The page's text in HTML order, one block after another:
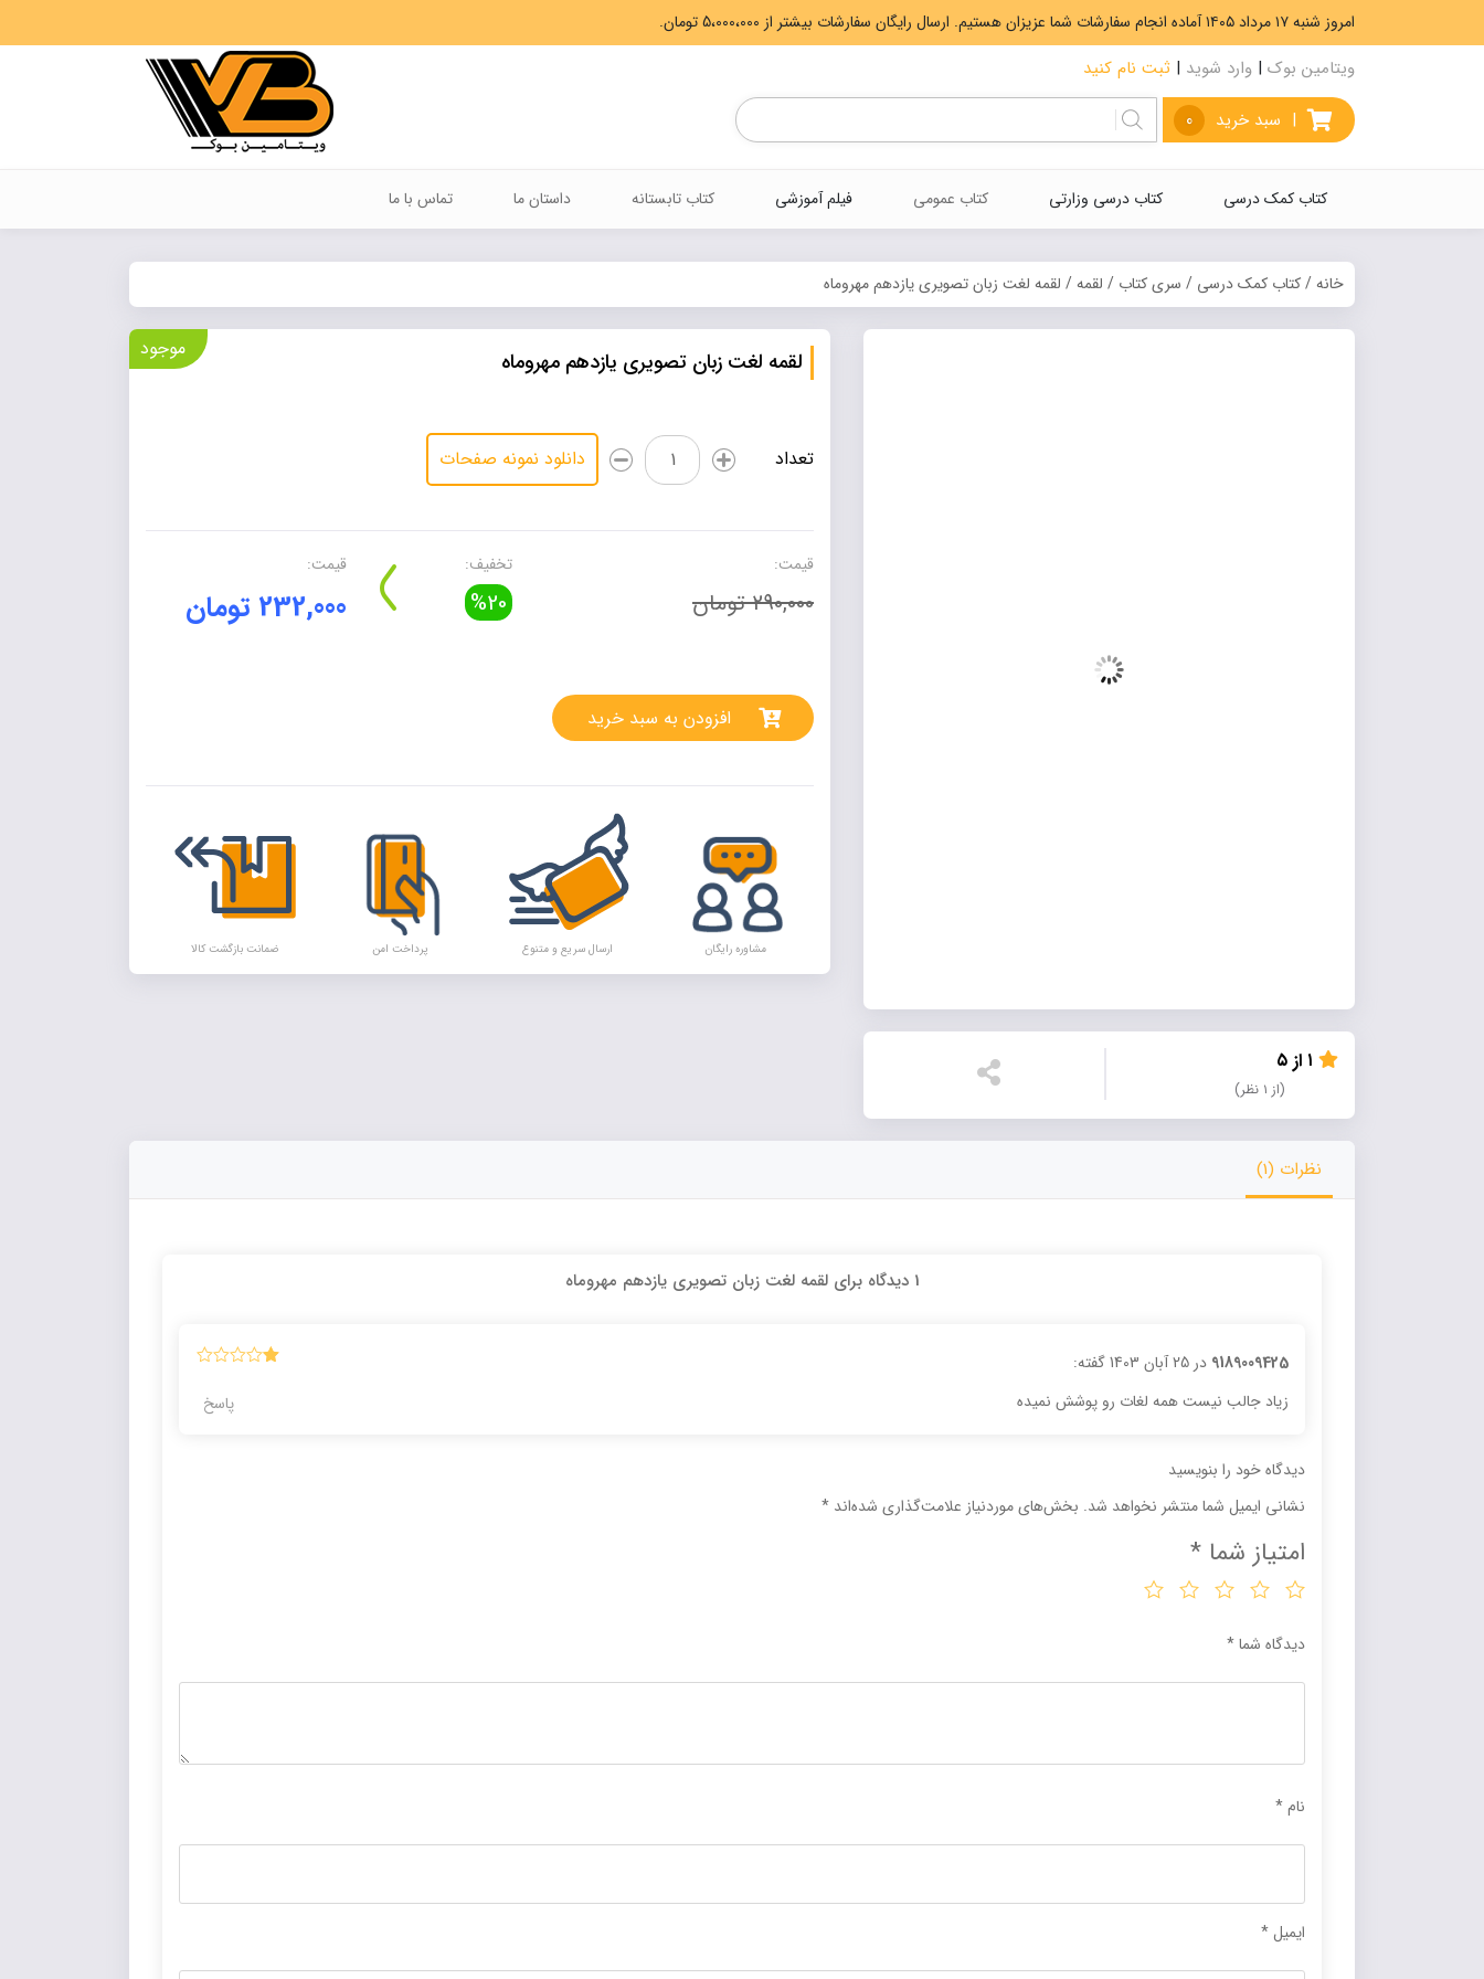
امروز شنبه ۱۷ مرداد ۱۴۰۵ آماده انجام سفارشات شما عزیزان هستیم. ارسال رایگان سفارشات بیشتر از 5،000،000 تومان.
ویتامین بوک | وارد شوید | ثبت نام کنید
| سبد خرید 0
Products
search
کتاب کمک درسی کتاب درسی وزارتی کتاب عمومی فیلم آموزشی کتاب تابستانه داستان ما تماس با ما
خانه/کتاب کمک درسی / سری کتاب / لقمه/ لقمه لغت زبان تصویری یازدهم مهروماه
(از ۱ نظر)
لقمه لغت زبان تصویری یازدهم مهروماه موجود
تعداد
لقمه
لغت
تصویری
عدد
دانلود نمونه صفحات
قیمت:
290,000 تومان
تخفیف:
%20
قیمت:
232,000 تومان
افزودن به سبد خرید
مشاوره رایگان ارسال سریع و متنوع پرداخت امن ضمانت بازگشت کالا
نظرات (1)
1 دیدگاه برای لقمه لغت زبان تصویری یازدهم مهروماه
پاسخ
9189009425 در 25 آبان 1403
گفته:
زیاد جالب نیست همه لغات رو پوشش نمیده
دیدگاه خود را بنویسید
نشانی ایمیل شما منتشر نخواهد شد. بخش‌های موردنیاز علامت‌گذاری شده‌اند *
امتیاز شما *
دیدگاه شما*
نام*
ایمیل*